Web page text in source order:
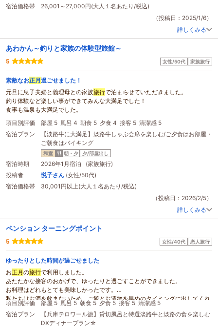
宿泊価格帯
26,001～27,000円(大人１名あたり/税込)
（投稿日：2025/1/6）
詳しくみる
あわかん～釣りと家族の体験型旅館～
5 女性/50代 家族旅行
素敵なお正月過ごせました！
元旦に息子夫婦と義理母との家族旅行で泊まらせていただきました。
釣り体験など楽しい事ができてみんな大満足でした！
食事も温泉も大満足でした。
項目別評価
部屋 5 風呂 4 朝食 5 夕食 4 接客 5 清潔感 5
宿泊プラン
【淡路牛に大満足】淡路牛しゃぶ会席を楽しむ/ご夕食はお部屋・
ご朝食はバイキング
和室 朝・夕 夕/部屋出し
宿泊時期
2026年1月宿泊 (家族旅行)
投稿者
悦子さん (女性/50代)
宿泊価格帯
30,001円以上(大人１名あたり/税込)
（投稿日：2026/2/5）
詳しくみる
ペンション ターニングポイント
5 女性/40代 恋人旅行
ゆったりとした時間が過ごせました
お正月の旅行で利用しました。
あたたかな接客のおかげで、ゆったりと過ごすことができました。
お料理はどれもとても美味しかったです。
私たちはお酒を飲まないため、ご飯とお漬物を早めのタイミングに出してくれ
たように思います。
貸切の家族風呂なので利用時間を予約しますが、前後の時間も空いていたよう
で長めに利用させてもらえたり、柔軟に細やかな心遣いをしてくださいまし
項目別評価 部屋 5 風呂 5 朝食 5 夕食 5 接客 5 清潔感 5
宿泊プラン
【兵庫テロワール旅】貸切風呂と特選淡路牛と淡路の食を楽しむ
DXディナープラン☆